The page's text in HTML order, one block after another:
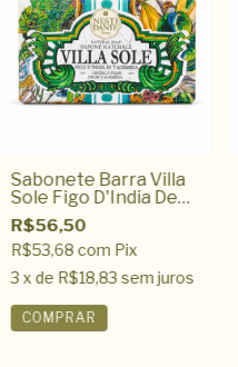
Sabonete Barra Villa
Sole Figo D'India De
Taormina 250gr
R$56,50
R$53,68 com Pix
3 x de R$18,83 sem juros